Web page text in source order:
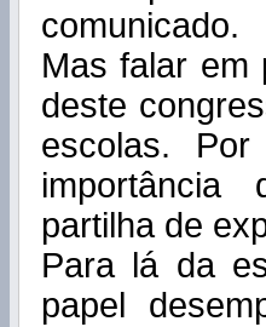
comunicado.
Mas falar em
deste
escolas.
partilha de
Para lá da
papel